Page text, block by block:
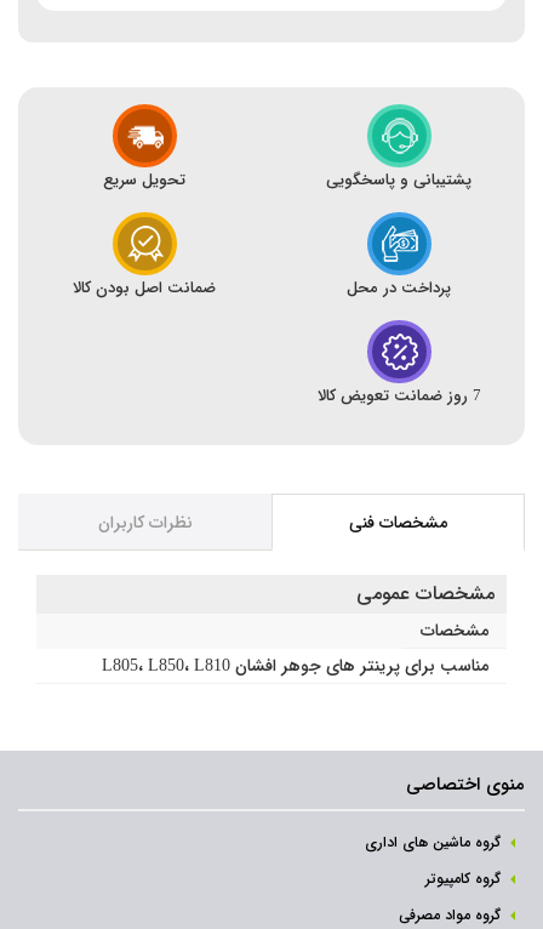
پشتیبانی و پاسخگویی تحویل سریع
پرداخت در محل ضمانت اصل بودن کالا
7 روز ضمانت تعویض کالا
مشخصات فنی نظرات کاربران
مشخصات عمومی
مشخصات
مناسب برای پرینتر های جوهر افشان L805، L850، L810
منوی اختصاصی
گروه ماشین های اداری
گروه کامپیوتر
گروه مواد مصرفی